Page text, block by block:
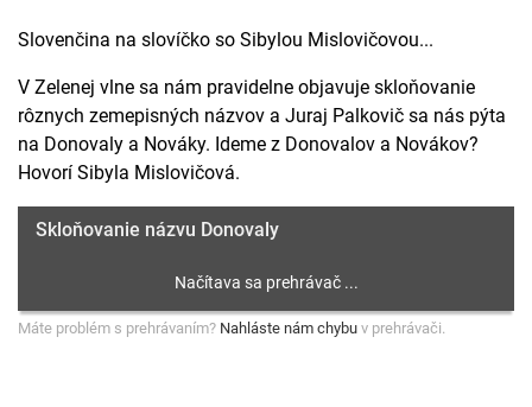
Slovenčina na slovíčko so Sibylou Mislovičovou...
V Zelenej vlne sa nám pravidelne objavuje skloňovanie
rôznych zemepisných názvov a Juraj Palkovič sa nás pýta
na Donovaly a Nováky. Ideme z Donovalov a Novákov?
Hovorí Sibyla Mislovičová.
Skloňovanie názvu Donovaly
Máte problém s prehrávaním? Nahláste nám chybu v prehrávači.